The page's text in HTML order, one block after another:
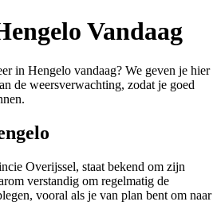
Vandaag
in Hengelo vandaag? We geven je hier
de weersverwachting, zodat je goed
Overijssel, staat bekend om zijn
verstandig om regelmatig de
vooral als je van plan bent om naar